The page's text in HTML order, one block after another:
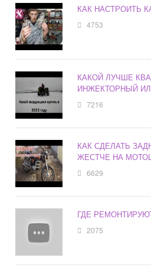
КАК НАСТРОИТЬ
4753
КАКОЙ ЛУЧШЕ
ИНЖЕКТОРНЫЙ
7216
КАК СДЕЛАТЬ
ЖЕСТЧЕ НА
6629
ГДЕ
2075